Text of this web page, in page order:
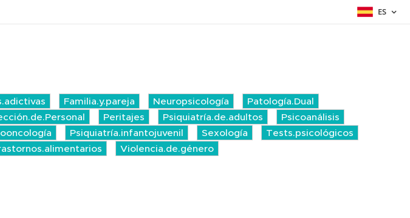
ES
Familia.y.pareja Neuropsicología
Patología.Dual
Peritajes Psiquiatría.de.adultos
Psicoanálisis
Psiquiatría.infantojuvenil Sexología
Tests.psicológicos
Violencia.de.género